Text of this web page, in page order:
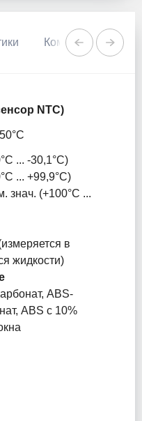
Комментарии
NTC)
... -30,1°C)
... +99,9°C)
знач. (+100°C ...
в
жидкости)
ABS-
ABS c 10%